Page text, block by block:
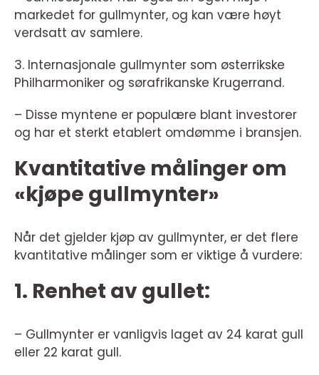
markedet for gullmynter, og kan være høyt
verdsatt av samlere.
3. Internasjonale gullmynter som østerrikske
Philharmoniker og sørafrikanske Krugerrand.
– Disse myntene er populære blant investorer
og har et sterkt etablert omdømme i bransjen.
Kvantitative målinger om
«kjøpe gullmynter»
Når det gjelder kjøp av gullmynter, er det flere
kvantitative målinger som er viktige å vurdere:
1. Renhet av gullet:
– Gullmynter er vanligvis laget av 24 karat gull
eller 22 karat gull.